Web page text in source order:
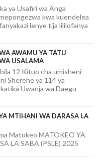
ya Usafiri wa Anga
kwa kuendelea
lenye tija lililofanya
AWAMU YA TATU
USALAMA
12 Kituo cha umisheni
Sherehe ya 114 ya
Uwanja wa Daegu
MTIHANI WA DARASA LA
Matokeo MATOKEO YA
LA SABA (PSLE) 2025